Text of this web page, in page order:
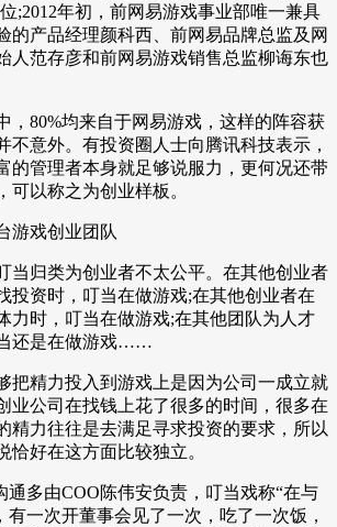
;2012年初，前网易游戏事业部唯一兼具
的产品经理颜科西、前网易品牌总监及网
人范存彦和前网易游戏销售总监柳诲东也
，80%均来自于网易游戏，这样的阵容获
不意外。有投资圈人士向腾讯科技表示，
的管理者本身就足够说服力，更何况还带
可以称之为创业样板。
游戏创业团队
当归类为创业者不太公平。在其他创业者
投资时，叮当在做游戏;在其他创业者在
力时，叮当在做游戏;在其他团队为人才
还是在做游戏……
把精力投入到游戏上是因为公司一成立就
业公司在找钱上花了很多的时间，很多在
精力往往是去满足寻求投资的要求，所以
恰好在这方面比较独立。
通多由COO陈伟安负责，叮当戏称“在与
一次开董事会见了一次，吃了一次饭，